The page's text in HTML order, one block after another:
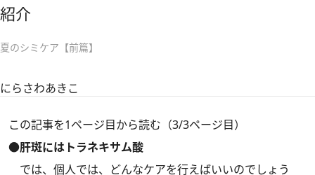
紹介
夏のシミケア【前篇】
にらさわあきこ
この記事を1ページ目から読む（3/3ページ目）
●肝斑にはトラネキサム酸
では、個人では、どんなケアを行えばいいのでしょう